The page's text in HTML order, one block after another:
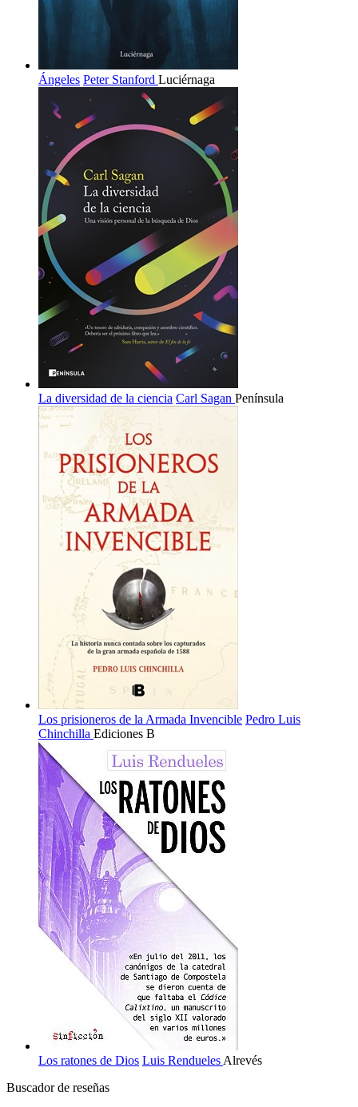
Ángeles Peter Stanford Luciérnaga
La diversidad de la ciencia Carl Sagan Península
Los prisioneros de la Armada Invencible Pedro Luis
Chinchilla Ediciones B
Los ratones de Dios Luis Rendueles Alrevés
Buscador de reseñas